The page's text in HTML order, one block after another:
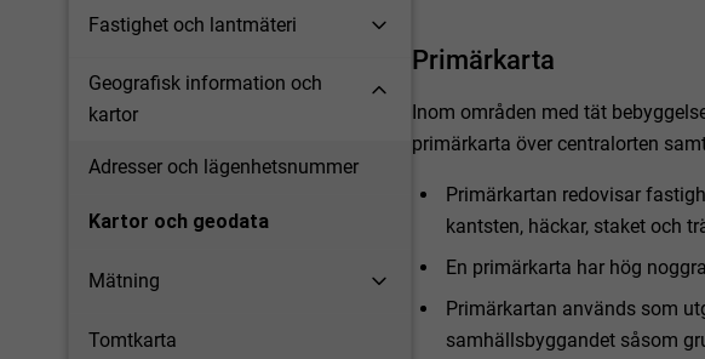
Fastighet och lantmäteri
Geografisk information och
kartor
Adresser och lägenhetsnummer
Kartor och geodata
Mätning
Tomtkarta
Primärkarta
Inom områden med tät
primärkarta över centralorten
Primärkartan redovisar
kantsten, häckar, staket och
En primärkarta har hög
Primärkartan används som
samhällsbyggandet såsom